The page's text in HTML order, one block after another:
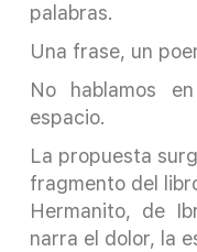
palabras.
Una frase, un
No hablamos
espacio.
La propuesta
fragmento del
Hermanito, de
narra el dolor, la